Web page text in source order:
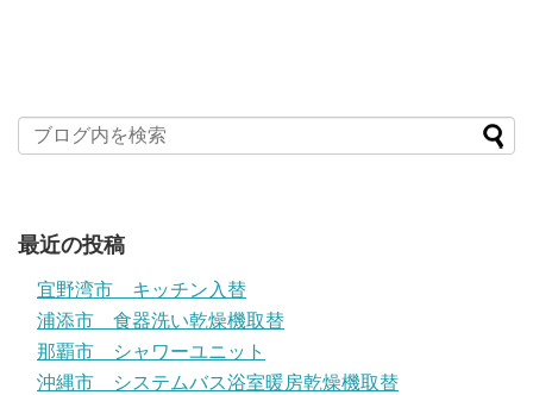
最近の投稿
宜野湾市 キッチン入替
浦添市 食器洗い乾燥機取替
那覇市 シャワーユニット
沖縄市 システムバス浴室暖房乾燥機取替